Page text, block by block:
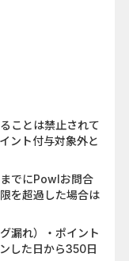
ことは禁止されて
ント付与対象外と
でにPowlお問合
を超過した場合は
漏れ）・ポイント
した日から350日